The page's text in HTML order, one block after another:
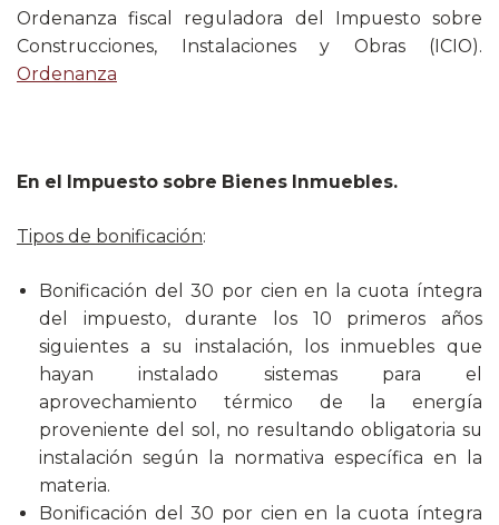
Ordenanza fiscal reguladora del Impuesto sobre
Construcciones, Instalaciones y Obras (ICIO).
Ordenanza
En el Impuesto sobre Bienes Inmuebles.
Tipos de bonificación:
Bonificación del 30 por cien en la cuota íntegra
del impuesto, durante los 10 primeros años
siguientes a su instalación, los inmuebles que
hayan instalado sistemas para el
aprovechamiento térmico de la energía
proveniente del sol, no resultando obligatoria su
instalación según la normativa específica en la
materia.
Bonificación del 30 por cien en la cuota íntegra